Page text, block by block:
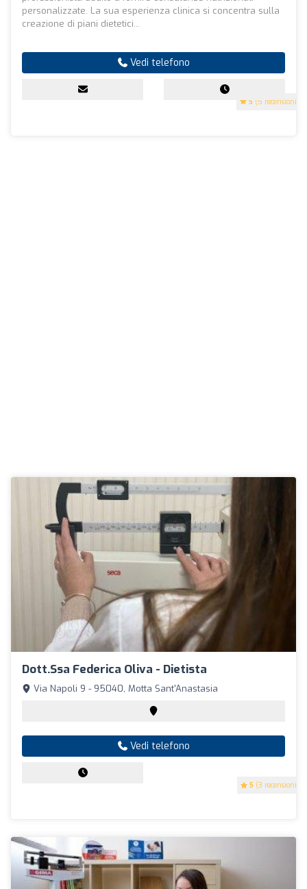
5 (5 recensioni)
personalizzate. La sua esperienza clinica si concentra sulla
creazione di piani dietetici...
Vedi telefono
Dott.ssa Federica Oliva - Dietista
5 (3 recensioni)
Via Napoli 9 - 95040, Motta Sant'Anastasia
Vedi telefono